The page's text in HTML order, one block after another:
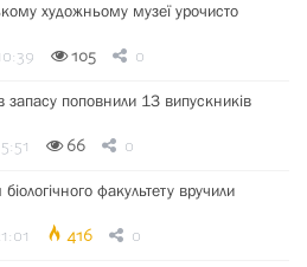
художньому музеї урочисто
105 0
запасу поповнили 13 випускників
66 0
факультету вручили
416 0